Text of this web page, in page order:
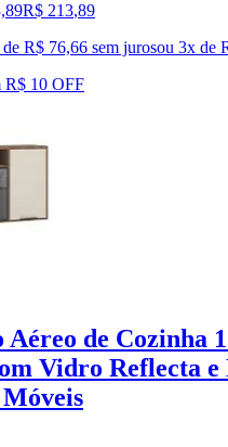
R$ 213,89
R$ 76,66 sem jurosou 3x de
R$ 10 OFF
de Cozinha
Vidro Reflecta e